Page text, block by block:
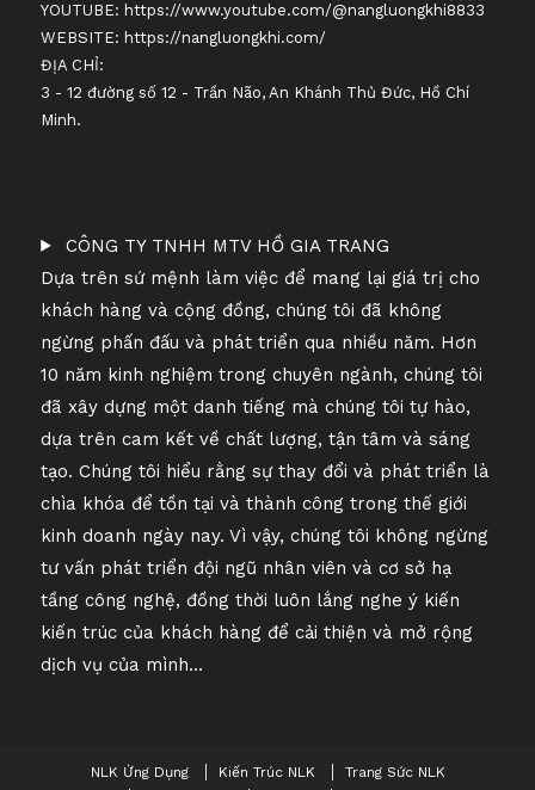
YOUTUBE: https://www.youtube.com/@nangluongkhi8833
WEBSITE: https://nangluongkhi.com/
ĐỊA CHỈ:
3 - 12 đường số 12 - Trần Não, An Khánh Thủ Đức, Hồ Chí
Minh.
CÔNG TY TNHH MTV HỒ GIA TRANG
Dựa trên sứ mệnh làm việc để mang lại giá trị cho
khách hàng và cộng đồng, chúng tôi đã không
ngừng phấn đấu và phát triển qua nhiều năm. Hơn
10 năm kinh nghiệm trong chuyên ngành, chúng tôi
đã xây dựng một danh tiếng mà chúng tôi tự hào,
dựa trên cam kết về chất lượng, tận tâm và sáng
tạo. Chúng tôi hiểu rằng sự thay đổi và phát triển là
chìa khóa để tồn tại và thành công trong thế giới
kinh doanh ngày nay. Vì vậy, chúng tôi không ngừng
tư vấn phát triển đội ngũ nhân viên và cơ sở hạ
tầng công nghệ, đồng thời luôn lắng nghe ý kiến ​​
kiến ​​trúc của khách hàng để cải thiện và mở rộng
dịch vụ của mình...
NLK Ứng Dụng Kiến Trúc NLK
Trang Sức NLK